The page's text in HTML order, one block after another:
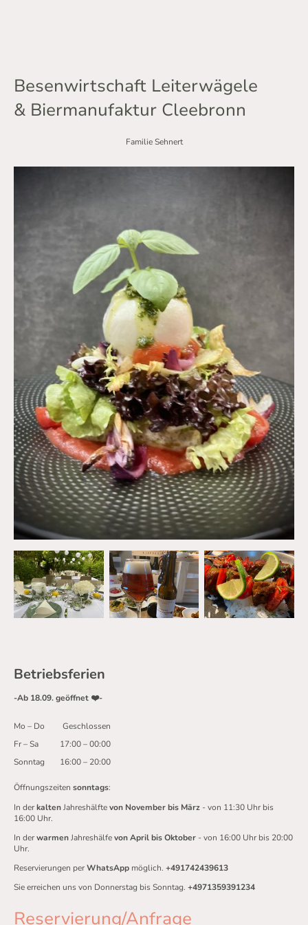
Besenwirtschaft Leiterwägele
& Biermanufaktur Cleebronn
Familie Sehnert
Betriebsferien
-Ab 18.09. geöffnet ❤️-
Mo – Do
Geschlossen
Fr–Sa 17:00–00:00
Sonntag
16:00– 20:00
Öffnungszeiten sonntags:
In derkaltenJahreshälftevon November bis März - von 11:30 Uhr bis
16:00 Uhr.
In derwarmenJahreshälfevon April bis Oktober - von 16:00 Uhr bis 20:00
Uhr.
Reservierungen perWhatsApp möglich. +491742439613
Sie erreichen uns von Donnerstag bis Sonntag. +4971359391234
Reservierung/Anfrage